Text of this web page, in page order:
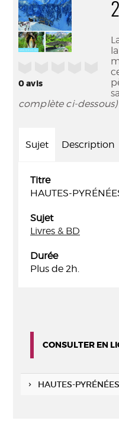
0avis
complète ci-dessous)
Sujet Description
Titre
HAUTES-
Sujet
Livres & BD
Durée
Plus de 2h.
CONSULTER EN
HAUTES-